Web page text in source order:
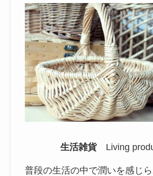
生活雑貨Living
普段の生活の中で潤いを感じ